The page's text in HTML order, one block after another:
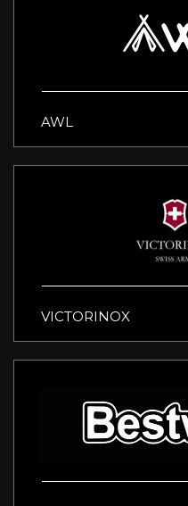
AWL
VICTORINOX